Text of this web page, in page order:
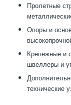
Пролетные
Опоры и
Крепежные и
швеллеры и
технические